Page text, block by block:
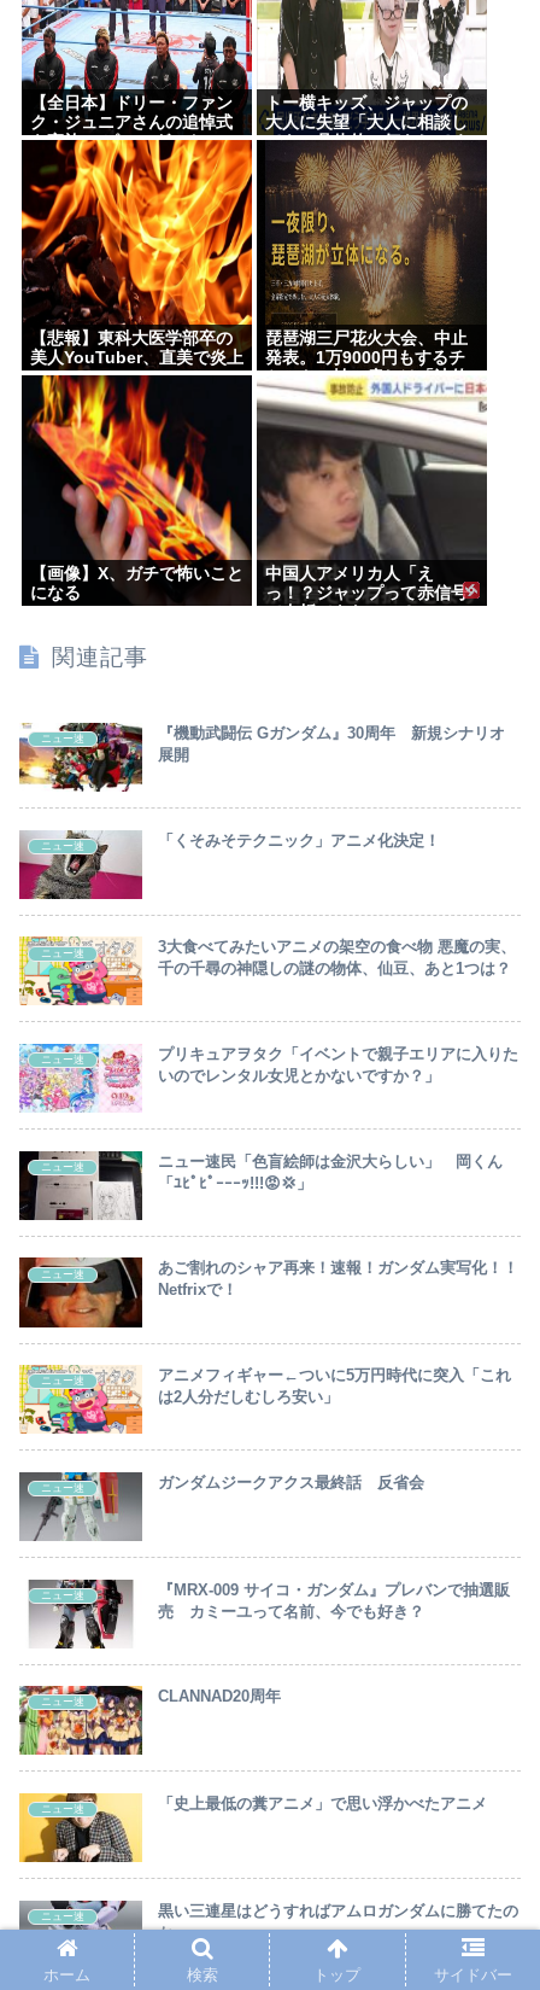
【全日本】ドリー・ファン
ク・ジュニアさんの追悼式
を実施 スピニング・トー・
ホールドも流れる
トー横キッズ、ジャップの
大人に失望「大人に相談し
ても、具体的に何もしてく
れない。結果的に傷つく。
福祉は自由が奪われる」
【悲報】東科大医学部卒の
美人YouTuber、直美で炎上
www
琵琶湖三尸花火大会、中止
発表。1万9000円もするチ
ケットの払い戻しは「法的
専門家への相談を行いなが
ら」で確約せず
【画像】X、ガチで怖いこと
になる
中国人アメリカ人「え
っ！？ジャップって赤信号
で右折できないの？」
関連記事
ニュー速
『機動武闘伝 Gガンダム』30周年 新規シナリオ
展開
ニュー速 「くそみそテクニック」アニメ化決定！
ニュー速
3大食べてみたいアニメの架空の食べ物 悪魔の実、
千の千尋の神隠しの謎の物体、仙豆、あと1つは？
ニュー速
プリキュアヲタク「イベントで親子エリアに入りた
いのでレンタル女児とかないですか？」
ニュー速
ニュー速民「色盲絵師は金沢大らしい」 岡くん
「ﾕﾋﾟﾋﾟｰｰｰｯ!!!😡💢」
ニュー速
あご割れのシャア再来！速報！ガンダム実写化！！
Netfrixで！
ニュー速
アニメフィギャー←ついに5万円時代に突入「これ
は2人分だしむしろ安い」
ニュー速 ガンダムジークアクス最終話 反省会
ニュー速
『MRX-009 サイコ・ガンダム』プレバンで抽選販
売 カミーユって名前、今でも好き？
ニュー速 CLANNAD20周年
ニュー速 「史上最低の糞アニメ」で思い浮かべたアニメ
ニュー速
黒い三連星はどうすればアムロガンダムに勝てたの
か
ホーム 検索 トップ サイドバー